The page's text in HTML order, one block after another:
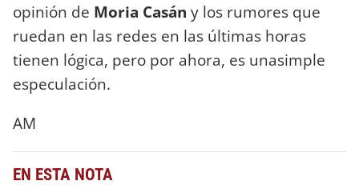
opinión de Moria Casán y los rumores que
ruedan en las redes en las últimas horas
tienen lógica, pero por ahora, es unasimple
especulación.
AM
EN ESTA NOTA